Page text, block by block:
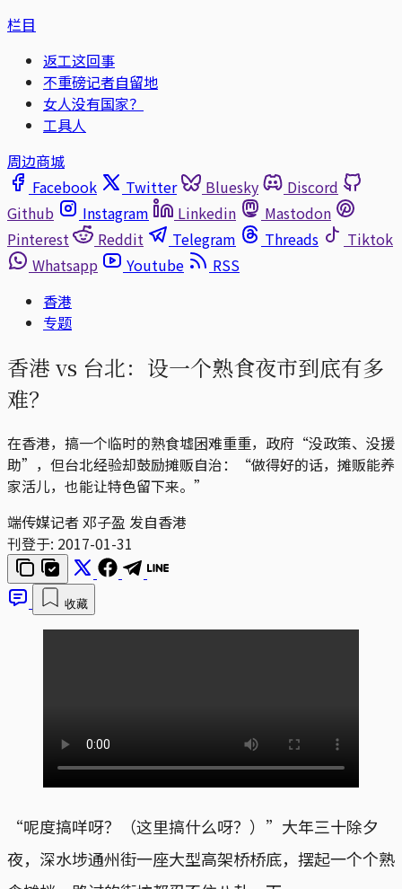
栏目
返工这回事
不重磅记者自留地
女人没有国家？
工具人
周边商城
Facebook
Twitter Bluesky
Discord
Github
Instagram Linkedin
Mastodon
Pinterest
Reddit Telegram Threads
Tiktok
Whatsapp
Youtube
RSS
香港
专题
香港 vs 台北：设一个熟食夜市到底有多
难？
在香港，搞一个临时的熟食墟困难重重，政府“没政策、没援
助”，但台北经验却鼓励摊贩自治：“做得好的话，摊贩能养
家活儿，也能让特色留下来。”
端传媒记者 邓子盈 发自香港
刊登于: 2017-01-31
收藏
“呢度搞咩呀？（这里搞什么呀？）”大年三十除夕
夜，深水埗通州街一座大型高架桥桥底，摆起一个个熟